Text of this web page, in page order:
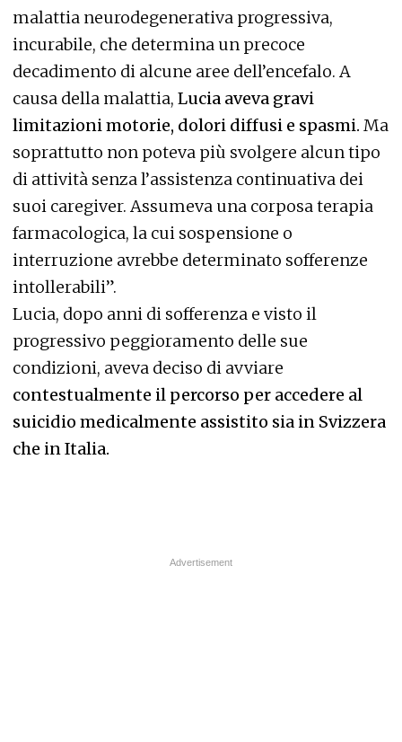
malattia neurodegenerativa progressiva,
incurabile, che determina un precoce
decadimento di alcune aree dell’encefalo. A
causa della malattia, Lucia aveva gravi
limitazioni motorie, dolori diffusi e spasmi. Ma
soprattutto non poteva più svolgere alcun tipo
di attività senza l’assistenza continuativa dei
suoi caregiver. Assumeva una corposa terapia
farmacologica, la cui sospensione o
interruzione avrebbe determinato sofferenze
intollerabili”.
Lucia, dopo anni di sofferenza e visto il
progressivo peggioramento delle sue
condizioni, aveva deciso di avviare
contestualmente il percorso per accedere al
suicidio medicalmente assistito sia in Svizzera
che in Italia.